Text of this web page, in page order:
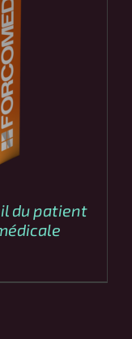
du patient